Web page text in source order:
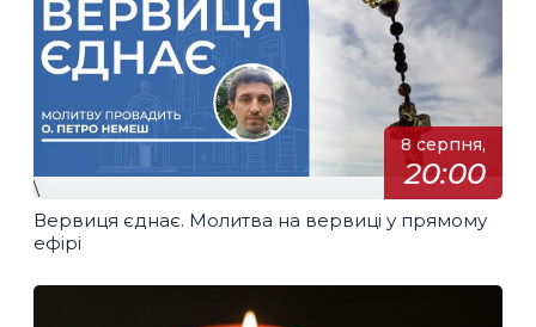
8 серпня,
20:00
\
Вервиця єднає. Молитва на вервиці у прямому
ефірі